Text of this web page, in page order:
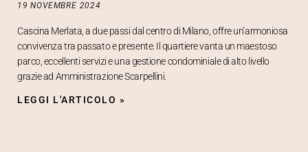
19 NOVEMBRE 2024
Cascina Merlata, a due passi dal centro di Milano, offre un’armoniosa
convivenza tra passato e presente. Il quartiere vanta un maestoso
parco, eccellenti servizi e una gestione condominiale di alto livello
grazie ad Amministrazione Scarpellini.
LEGGI L'ARTICOLO »